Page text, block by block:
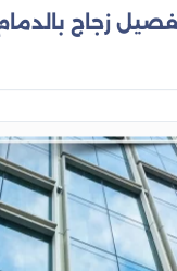
العصرية
المقاوم للكسر،
المتينة.إذا كنت
في تركيب
عالية الجودة
المكان، ليصبح
زجاج